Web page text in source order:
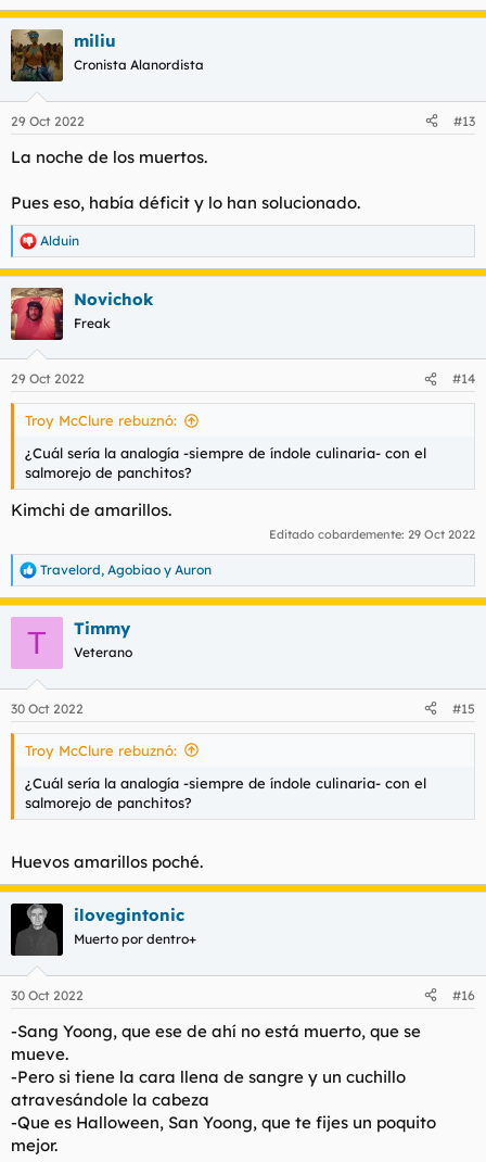
miliu
Cronista Alanordista
29 Oct 2022 #13
La noche de los muertos.
Pues eso, había déficit y lo han solucionado.
R
e
a
c
c
i
e
s
Alduin
Novichok
Freak
29 Oct 2022 #14
Troy McClure rebuznó:
¿Cuál sería la analogía -siempre de índole culinaria- con el
salmorejo de panchitos?
Kimchi de amarillos.
Editado cobardemente: 29 Oct 2022
R
e
e
s
Travelord, Agobiao y Auron
T Timmy
Veterano
30 Oct 2022 #15
Troy McClure rebuznó:
¿Cuál sería la analogía -siempre de índole culinaria- con el
salmorejo de panchitos?
Huevos amarillos poché.
ilovegintonic
Muerto por dentro+
30 Oct 2022 #16
-Sang Yoong, que ese de ahí no está muerto, que se
mueve.
-Pero si tiene la cara llena de sangre y un cuchillo
atravesándole la cabeza
-Que es Halloween, San Yoong, que te fijes un poquito
mejor.